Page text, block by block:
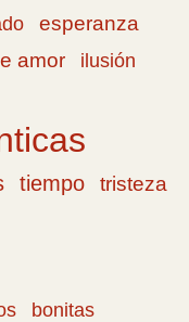
esperanza
amor
ilusión
tiempo
tristeza
bonitas